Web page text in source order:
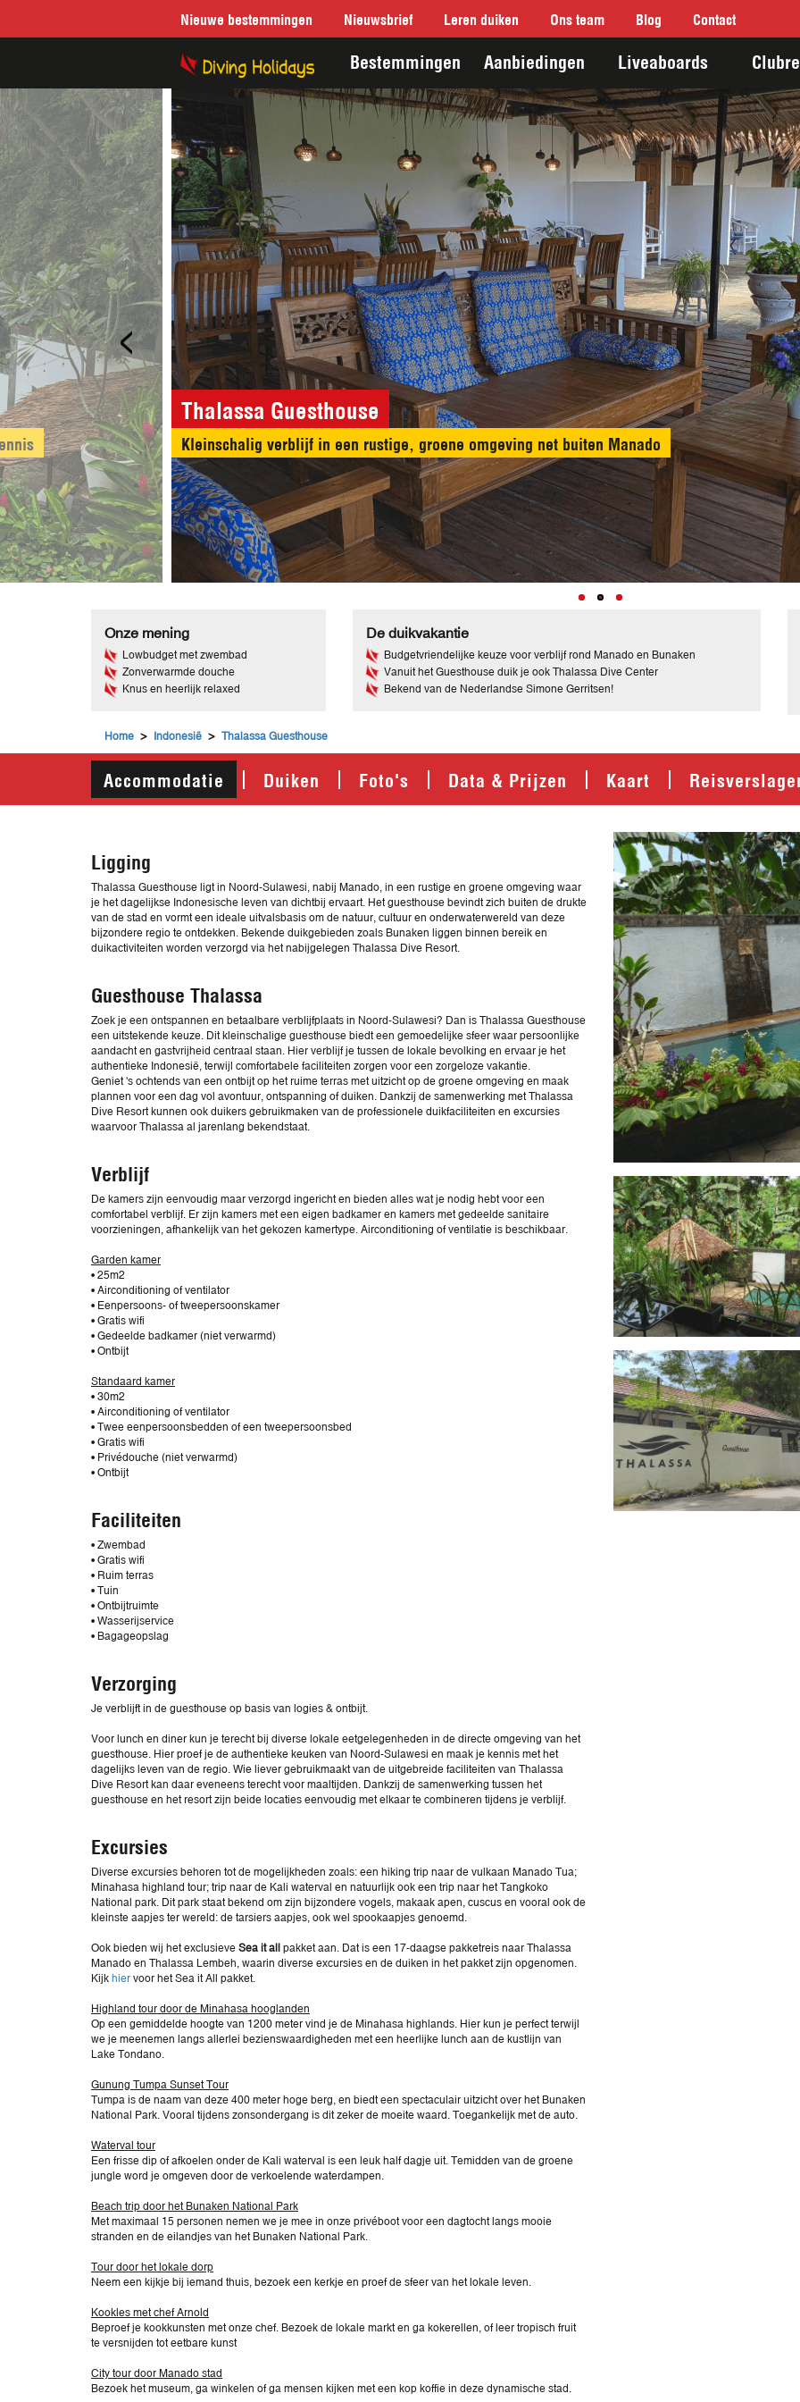
Nieuwe bestemmingen Nieuwsbrief Leren duiken Ons team Blog Contact
Bestemmingen Aanbiedingen Liveaboards
Thalassa Guesthouse
Kleinschalig verblijf in een rustige, groene omgeving net buiten Manado
<
Onze mening
Lowbudget met zwembad
Zonverwarmde douche
Knus en heerlijk relaxed
De duikvakantie
Budgetvriendelijke keuze voor verblijf rond Manado en Bunaken
Vanuit het Guesthouse duik je ook Thalassa Dive Center
Bekend van de Nederlandse Simone Gerritsen!
Home > Indonesië > Thalassa Guesthouse
Accommodatie Duiken Foto's Data & Prijzen Kaart
Ligging
Thalassa Guesthouse ligt in Noord-Sulawesi, nabij Manado, in een rustige en groene omgeving waar
je het dagelijkse Indonesische leven van dichtbij ervaart. Het guesthouse bevindt zich buiten de drukte
van de stad en vormt een ideale uitvalsbasis om de natuur, cultuur en onderwaterwereld van deze
bijzondere regio te ontdekken. Bekende duikgebieden zoals Bunaken liggen binnen bereik en
duikactiviteiten worden verzorgd via het nabijgelegen Thalassa Dive Resort.
Guesthouse Thalassa
Zoek je een ontspannen en betaalbare verblijfplaats in Noord-Sulawesi? Dan is Thalassa Guesthouse
een uitstekende keuze. Dit kleinschalige guesthouse biedt een gemoedelijke sfeer waar persoonlijke
aandacht en gastvrijheid centraal staan. Hier verblijf je tussen de lokale bevolking en ervaar je het
authentieke Indonesië, terwijl comfortabele faciliteiten zorgen voor een zorgeloze vakantie.
Geniet 's ochtends van een ontbijt op het ruime terras met uitzicht op de groene omgeving en maak
plannen voor een dag vol avontuur, ontspanning of duiken. Dankzij de samenwerking met Thalassa
Dive Resort kunnen ook duikers gebruikmaken van de professionele duikfaciliteiten en excursies
waarvoor Thalassa al jarenlang bekendstaat.
Verblijf
De kamers zijn eenvoudig maar verzorgd ingericht en bieden alles wat je nodig hebt voor een
comfortabel verblijf. Er zijn kamers met een eigen badkamer en kamers met gedeelde sanitaire
voorzieningen, afhankelijk van het gekozen kamertype. Airconditioning of ventilatie is beschikbaar.
Garden kamer
• 25m2
• Airconditioning of ventilator
• Eenpersoons- of tweepersoonskamer
• Gratis wifi
• Gedeelde badkamer (niet verwarmd)
• Ontbijt
Standaard kamer
• 30m2
• Airconditioning of ventilator
• Twee eenpersoonsbedden of een tweepersoonsbed
• Gratis wifi
• Privédouche (niet verwarmd)
• Ontbijt
Faciliteiten
• Zwembad
• Gratis wifi
• Ruim terras
• Tuin
• Ontbijtruimte
• Wasserijservice
• Bagageopslag
Verzorging
Je verblijft in de guesthouse op basis van logies & ontbijt.
Voor lunch en diner kun je terecht bij diverse lokale eetgelegenheden in de directe omgeving van het
guesthouse. Hier proef je de authentieke keuken van Noord-Sulawesi en maak je kennis met het
dagelijks leven van de regio. Wie liever gebruikmaakt van de uitgebreide faciliteiten van Thalassa
Dive Resort kan daar eveneens terecht voor maaltijden. Dankzij de samenwerking tussen het
guesthouse en het resort zijn beide locaties eenvoudig met elkaar te combineren tijdens je verblijf.
Excursies
Diverse excursies behoren tot de mogelijkheden zoals: een hiking trip naar de vulkaan Manado Tua;
Minahasa highland tour; trip naar de Kali waterval en natuurlijk ook een trip naar het Tangkoko
National park. Dit park staat bekend om zijn bijzondere vogels, makaak apen, cuscus en vooral ook de
kleinste aapjes ter wereld: de tarsiers aapjes, ook wel spookaapjes genoemd.
Ook bieden wij het exclusieve Sea it all
pakket aan. Dat is een 17-daagse pakketreis naar Thalassa
Manado en Thalassa Lembeh, waarin diverse excursies en de duiken in het pakket zijn opgenomen.
Kijk hier voor het Sea it All pakket.
Highland tour door de Minahasa hooglanden
Op een gemiddelde hoogte van 1200 meter vind je de Minahasa highlands. Hier kun je perfect terwijl
we je meenemen langs allerlei bezienswaardigheden met een heerlijke lunch aan de kustlijn van
Lake Tondano.
Gunung Tumpa Sunset Tour
Tumpa is de naam van deze 400 meter hoge berg, en biedt een spectaculair uitzicht over het Bunaken
National Park. Vooral tijdens zonsondergang is dit zeker de moeite waard. Toegankelijk met de auto.
Waterval tour
Een frisse dip of afkoelen onder de Kali waterval is een leuk half dagje uit. Temidden van de groene
jungle word je omgeven door de verkoelende waterdampen.
Beach trip door het Bunaken National Park
Met maximaal 15 personen nemen we je mee in onze privéboot voor een dagtocht langs mooie
stranden en de eilandjes van het Bunaken National Park.
Tour door het lokale dorp
Neem een kijkje bij iemand thuis, bezoek een kerkje en proef de sfeer van het lokale leven.
Kookles met chef Arnold
Beproef je kookkunsten met onze chef. Bezoek de lokale markt en ga kokerellen, of leer tropisch fruit
te versnijden tot eetbare kunst
City tour door Manado stad
Bezoek het museum, ga winkelen of ga mensen kijken met een kop koffie in deze dynamische stad.